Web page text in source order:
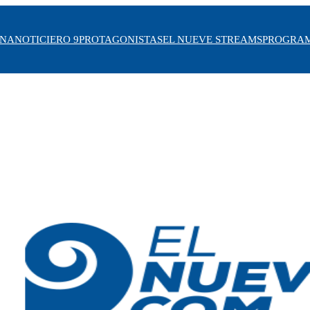
NOTICIERO 9PROTAGONISTASEL NUEVE STREAMS